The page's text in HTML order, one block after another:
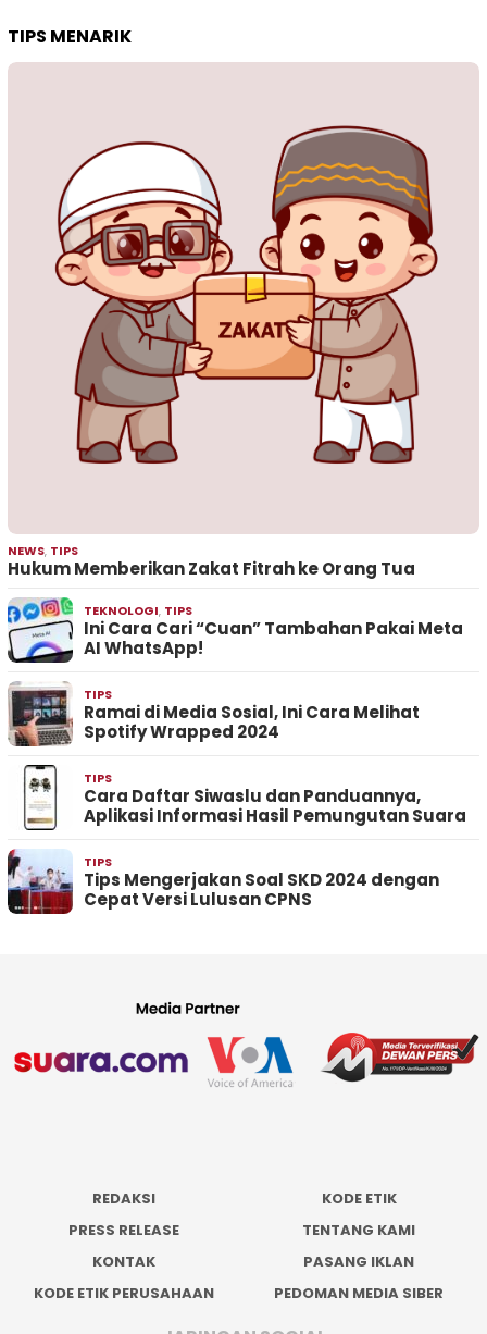
TIPS MENARIK
NEWS, TIPS
Hukum Memberikan Zakat Fitrah ke Orang Tua
TEKNOLOGI, TIPS
Ini Cara Cari “Cuan” Tambahan Pakai Meta
AI WhatsApp!
TIPS
Ramai di Media Sosial, Ini Cara Melihat
Spotify Wrapped 2024
TIPS
Cara Daftar Siwaslu dan Panduannya,
Aplikasi Informasi Hasil Pemungutan Suara
TIPS
Tips Mengerjakan Soal SKD 2024 dengan
Cepat Versi Lulusan CPNS
REDAKSI
KODE ETIK
PRESS RELEASE
TENTANG KAMI
KONTAK
PASANG IKLAN
KODE ETIK PERUSAHAAN
PEDOMAN MEDIA SIBER